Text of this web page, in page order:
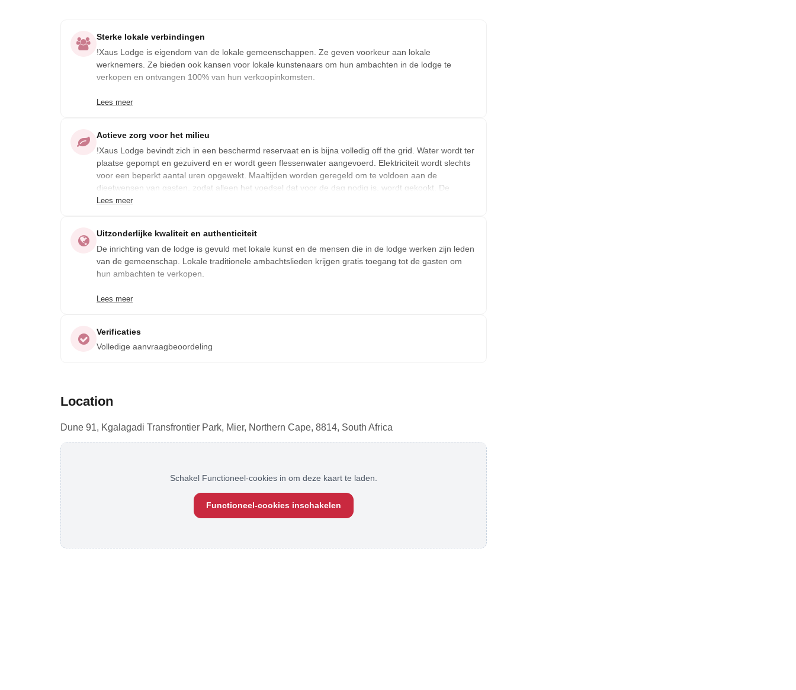
Sterke lokale verbindingen
!Xaus Lodge is eigendom van de lokale gemeenschappen. Ze geven voorkeur aan lokale
werknemers. Ze bieden ook kansen voor lokale kunstenaars om hun ambachten in de lodge te
verkopen en ontvangen 100% van hun verkoopinkomsten.
Lees meer
Actieve zorg voor het milieu
!Xaus Lodge bevindt zich in een beschermd reservaat en is bijna volledig off the grid. Water wordt ter
plaatse gepompt en gezuiverd en er wordt geen flessenwater aangevoerd. Elektriciteit wordt slechts
voor een beperkt aantal uren opgewekt. Maaltijden worden geregeld om te voldoen aan de
dieetwensen van gasten, zodat alleen het voedsel dat voor de dag nodig is, wordt gekookt. De
ecologische voetafdruk van !Xaus Lodge is zeer laag.
Lees meer
Uitzonderlijke kwaliteit en authenticiteit
De inrichting van de lodge is gevuld met lokale kunst en de mensen die in de lodge werken zijn leden
van de gemeenschap. Lokale traditionele ambachtslieden krijgen gratis toegang tot de gasten om
hun ambachten te verkopen.
Lees meer
Verificaties
Volledige aanvraagbeoordeling
Location
Dune 91, Kgalagadi Transfrontier Park, Mier, Northern Cape, 8814, South Africa
Schakel Functioneel-cookies in om deze kaart te laden.
Functioneel-cookies inschakelen